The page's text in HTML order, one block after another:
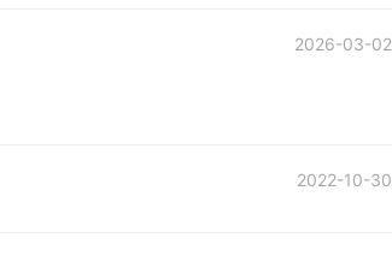
2026-03-02
2022-10-30